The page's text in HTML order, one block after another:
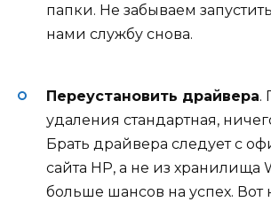
папки. Не забываем
нами службу снова.
Переустановить драйвера.
удаления стандартная,
Брать драйвера следует с
сайта HP, а не из хранилища
больше шансов на успех. Вот